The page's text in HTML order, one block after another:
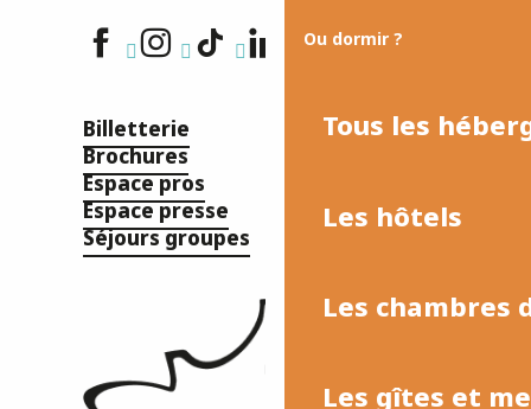
Ou dormir ?
Tous les
Les hôtels
Les chambres
Les gîtes et
Billetterie
Brochures
Espace pros
Espace presse
Séjours groupes